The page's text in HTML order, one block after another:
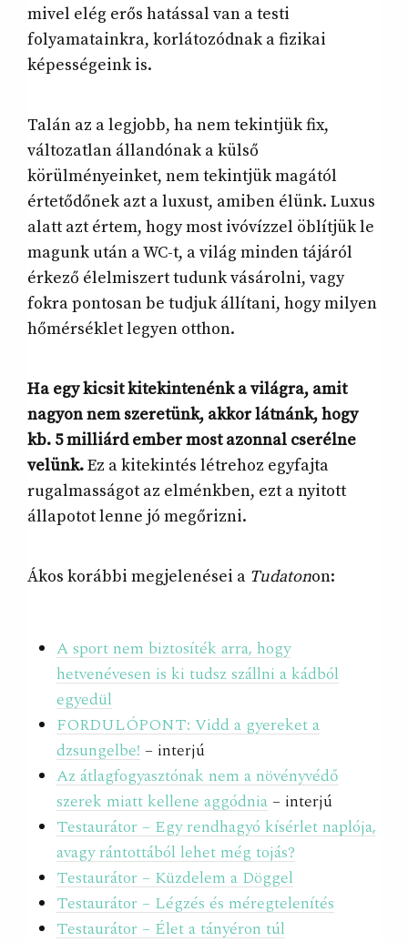
mivel elég erős hatással van a testi
folyamatainkra, korlátozódnak a fizikai
képességeink is.
Talán az a legjobb, ha nem tekintjük fix,
változatlan állandónak a külső
körülményeinket, nem tekintjük magától
értetődőnek azt a luxust, amiben élünk. Luxus
alatt azt értem, hogy most ivóvízzel öblítjük le
magunk után a WC-t, a világ minden tájáról
érkező élelmiszert tudunk vásárolni, vagy
fokra pontosan be tudjuk állítani, hogy milyen
hőmérséklet legyen otthon.
Ha egy kicsit kitekintenénk a világra, amit
nagyon nem szeretünk, akkor látnánk, hogy
kb. 5 milliárd ember most azonnal cserélne
velünk.Ez a kitekintés létrehoz egyfajta
rugalmasságot az elménkben, ezt a nyitott
állapotot lenne jó megőrizni.
Ákos korábbi megjelenései a Tudatonon:
A sport nem biztosíték arra, hogy
hetvenévesen is ki tudsz szállni a kádból
egyedül
FORDULÓPONT: Vidd a gyereket a
dzsungelbe! – interjú
Az átlagfogyasztónak nem a növényvédő
szerek miatt kellene aggódnia – interjú
Testaurátor – Egy rendhagyó kísérlet naplója,
avagy rántottából lehet még tojás?
Testaurátor – Küzdelem a Döggel
Testaurátor – Légzés és méregtelenítés
Testaurátor – Élet a tányéron túl